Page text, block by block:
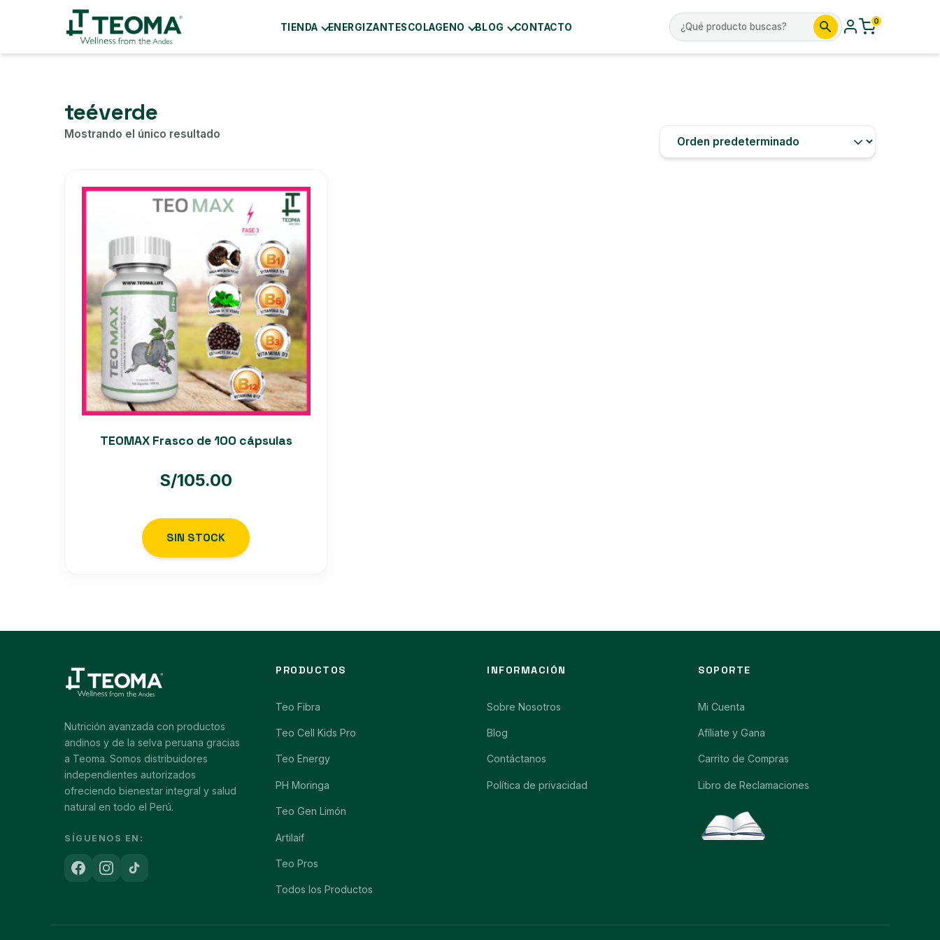
TIENDA ENERGIZANTESCOLAGENO BLOG CONTACTO
Buscar
por:
0
teéverde
Mostrando el único resultado
TEOMAX Frasco de 100 cápsulas
S/105.00
SIN STOCK
Nutrición avanzada con productos
andinos y de la selva peruana gracias
a Teoma. Somos distribuidores
independientes autorizados
ofreciendo bienestar integral y salud
natural en todo el Perú.
SÍGUENOS EN:
PRODUCTOS
Teo Fibra
Teo Cell Kids Pro
Teo Energy
PH Moringa
Teo Gen Limón
Artilaif
Teo Pros
Todos los Productos
INFORMACIÓN
Sobre Nosotros
Blog
Contáctanos
Política de privacidad
SOPORTE
Mi Cuenta
Afíliate y Gana
Carrito de Compras
Libro de Reclamaciones